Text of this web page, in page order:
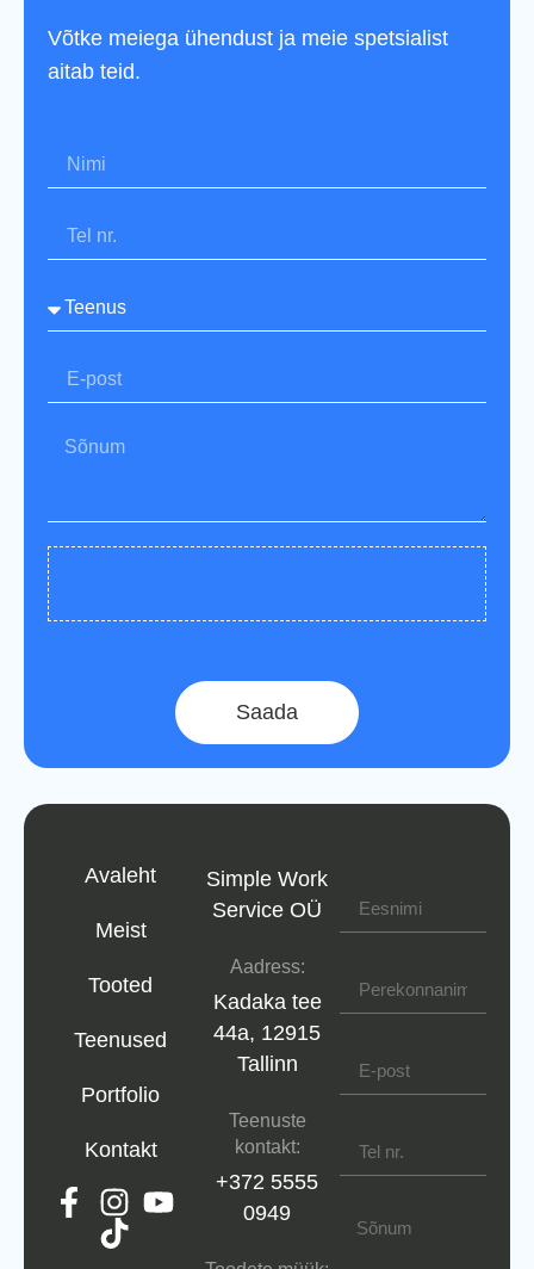
Võtke meiega ühendust ja meie spetsialist
aitab teid.
Saada
Avaleht
Meist
Tooted
Teenused
Portfolio
Kontakt
Simple Work
Service OÜ
Aadress:
Kadaka tee
44a, 12915
Tallinn
Teenuste
kontakt:
+372 5555
0949